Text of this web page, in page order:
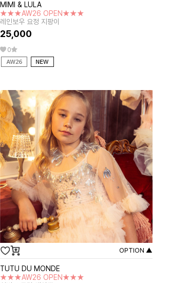
MIMI & LULA
★★★AW26 OPEN★★★
레인보우 요정 지팡이
25,000
0
OPTION ▲
TUTU DU MONDE
★★★AW26 OPEN★★★